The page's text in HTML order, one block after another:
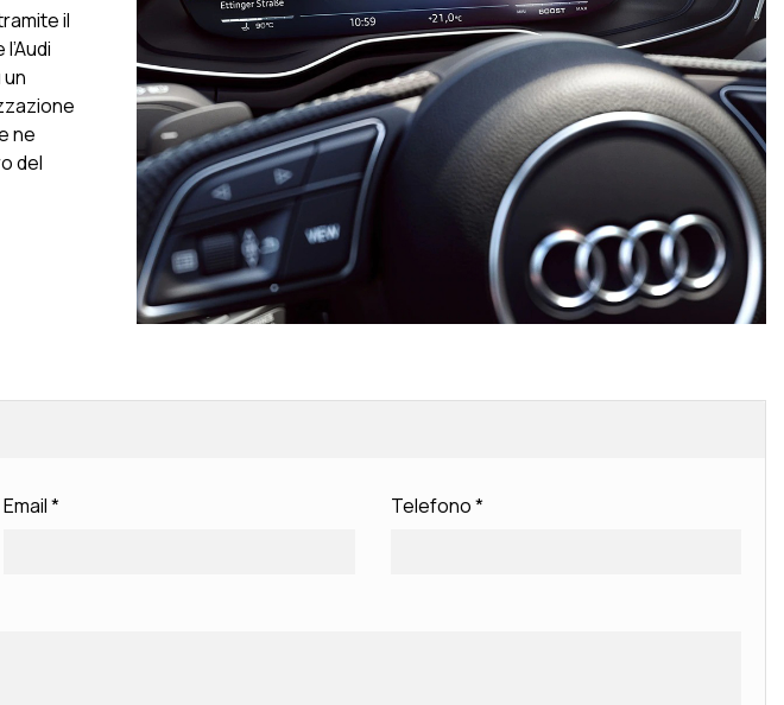
il
ne
del
Email* Telefono*